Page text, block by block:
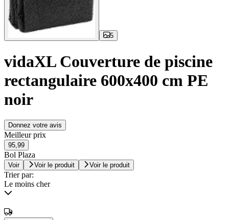
5
vidaXL Couverture de piscine
rectangulaire 600x400 cm PE
noir
Donnez votre avis
Meilleur prix
95,99
Bol Plaza
Voir Voir le produit Voir le produit
Trier par:
Le moins cher